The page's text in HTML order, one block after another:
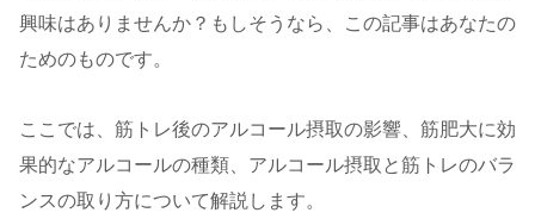
興味はありませんか？もしそうなら、この記事はあなたの
ためのものです。
ここでは、筋トレ後のアルコール摂取の影響、筋肥大に効
果的なアルコールの種類、アルコール摂取と筋トレのバラ
ンスの取り方について解説します。